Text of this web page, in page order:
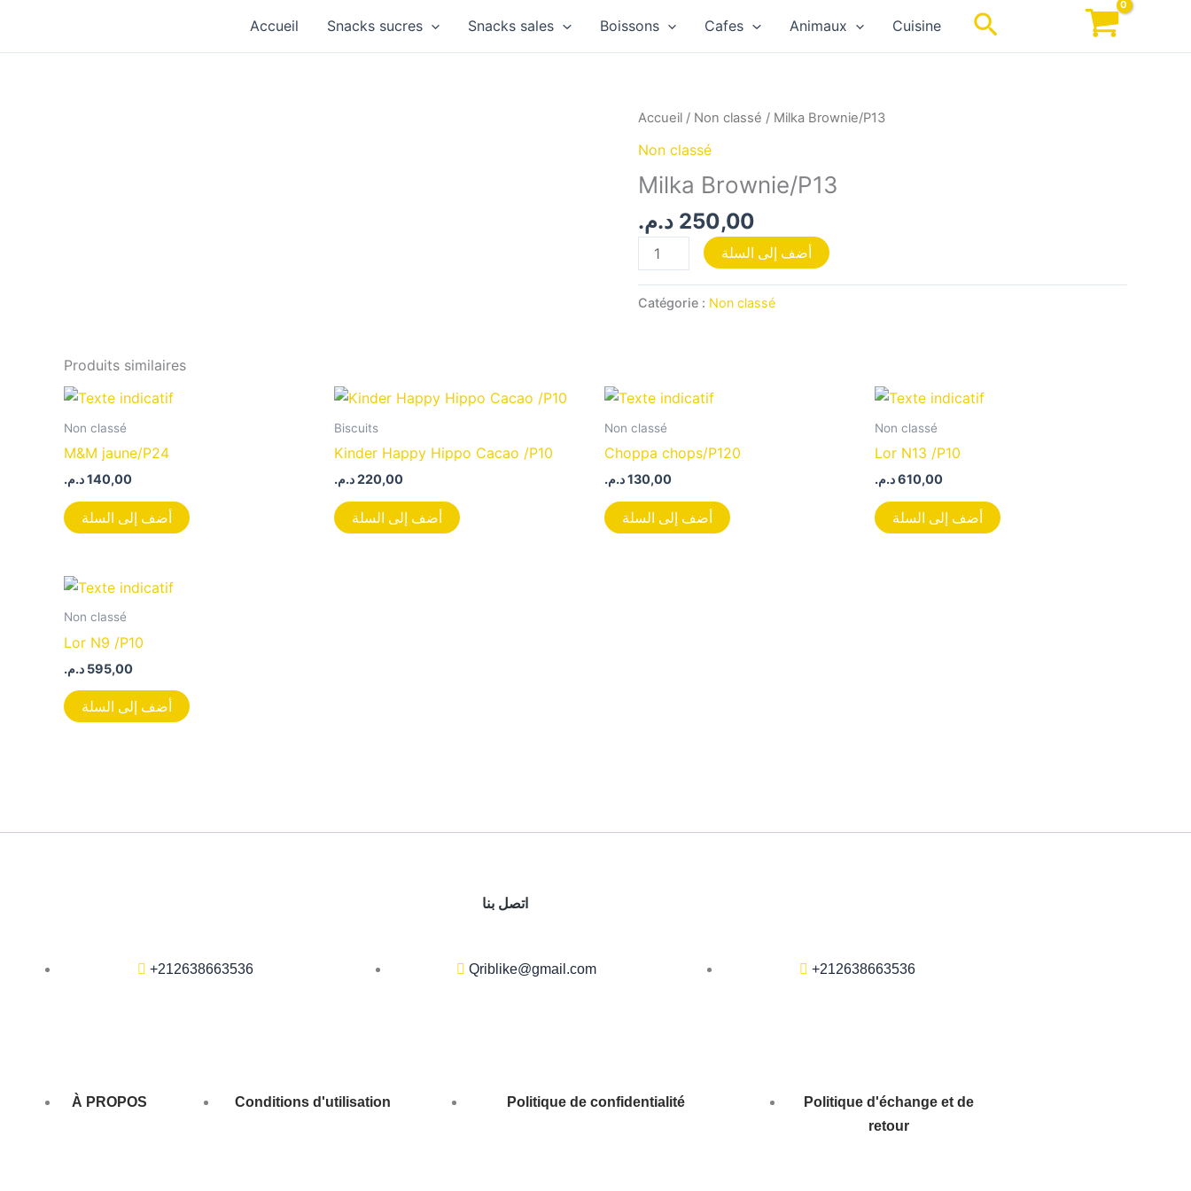
contenu
Accueil Snacks sucres Snacks sales Boissons Cafes Animaux Cuisine Rechercher
Accueil / Non classé / Milka Brownie/P13
Non classé
Milka Brownie/P13
250,00 د.م.
quantité
Brownie/P13
أضف إلى السلة
Catégorie : Non classé
Produits similaires
Non classé
M&M jaune/P24
140,00د.م.
أضف إلى السلة
Biscuits
Kinder Happy Hippo Cacao /P10
220,00د.م.
أضف إلى السلة
Non classé
Choppa chops/P120
130,00د.م.
أضف إلى السلة
Non classé
Lor N13 /P10
610,00د.م.
أضف إلى السلة
Non classé
Lor N9 /P10
595,00 د.م.
أضف إلى السلة
اتصل بنا
+212638663536 Qriblike@gmail.com +212638663536
À PROPOS Conditions d'utilisation Politique de confidentialité
Politique d'échange et de
retour